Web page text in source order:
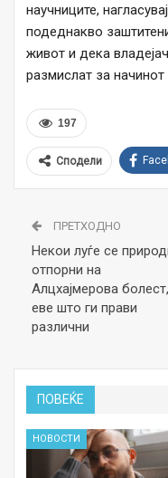
научниците,
подеднакво
живот и дека
размислат за
197
Сподели
ПРЕТХОДНО
Некои луѓе се
отпорни на
Алцхајмерова болест,
еве што ги прави
различни
ПОВЕЌЕ
НОВОСТИ